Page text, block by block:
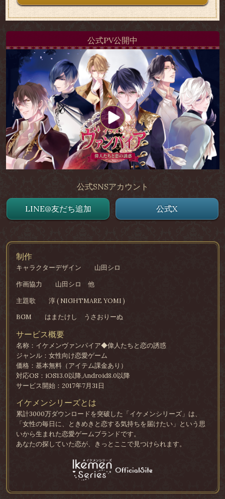
公式PV公開中
公式SNSアカウント
LINE@友だち追加 公式X
制作
キャラクターデザイン
山田シロ
作画協力
山田シロ 他
主題歌
淳 ( NIGHTMARE YOMI )
BGM
はまたけし うさおりーぬ
サービス概要
名称：イケメンヴァンパイア◆偉人たちと恋の誘惑
ジャンル：女性向け恋愛ゲーム
価格：基本無料（アイテム課金あり）
対応OS：iOS13.0以降,Android8.0以降
サービス開始：2017年7月31日
イケメンシリーズとは
累計3000万ダウンロードを突破した「イケメンシリーズ」は、
「女性の毎日に、ときめきと恋する気持ちを届けたい」という思
いから生まれた恋愛ゲームブランドです。
あなたの探していた恋が、きっとここで見つけられます。